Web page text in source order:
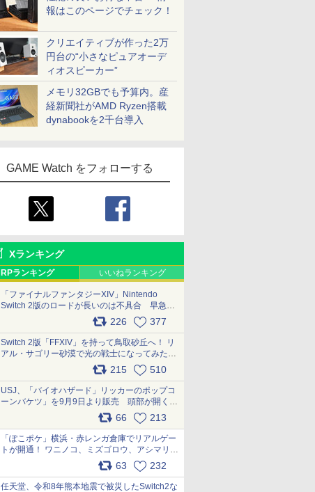
報はこのページでチェック！
クリエイティブが作った2万
円台の“小さなピュアオーデ
ィオスピーカー”
メモリ32GBでも予算内。産
経新聞社がAMD Ryzen搭載
dynabookを2千台導入
GAME Watch をフォローする
Xランキング
RPランキング いいねランキング
「ファイナルファンタジーXIV」Nintendo
Switch 2版のロードが長いのは不具合 早急に
アップデートできるよう対応中226 377
Switch 2版「FFXIV」を持って鳥取砂丘へ！ リ
アル・サゴリー砂漠で光の戦士になってみた
215 510
USJ、「バイオハザード」リッカーのポップコ
ーンバケツ」を9月9日より販売 頭部が開く仕
組み。味は恐怖を堪のう「味噌フレーバー」
66 213
「ぽこポケ」横浜・赤レンガ倉庫でリアルゲー
トが開通！ ワニノコ、ミズゴロウ、アシマリ登
場シーンをレポート pic.x.com/LDgEByVl6D
63 232
任天堂、令和8年熊本地震で被災したSwitch2な